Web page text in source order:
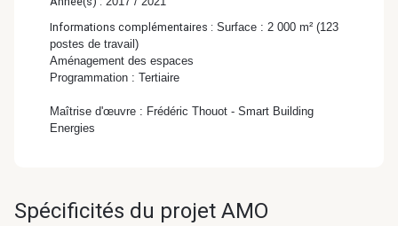
Gondwana –
Biodiversité & Génie
écologique
Quartier
Pharmaceutique
Informations complémentaires : Surface : 2 000 m² (123
postes de travail)
Aménagement des espaces
Programmation : Tertiaire
Maîtrise d'œuvre : Frédéric Thouot - Smart Building
Energies
Spécificités du projet AMO